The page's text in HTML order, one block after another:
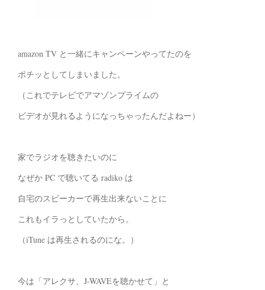
amazon TV と一緒にキャンペーンやってたのを
ポチッとしてしまいました。
（これでテレビでアマゾンプライムの
ビデオが見れるようになっちゃったんだよねー）
家でラジオを聴きたいのに
なぜか PC で聴いてる radiko は
自宅のスピーカーで再生出来ないことに
これもイラっとしていたから。
（iTune は再生されるのにな。）
今は「アレクサ、J-WAVEを聴かせて」と